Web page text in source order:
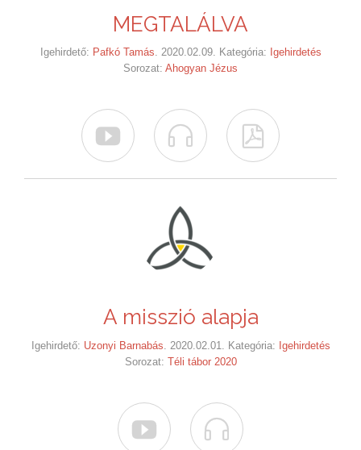
MEGTALÁLVA
Igehirdető: Pafkó Tamás. 2020.02.09. Kategória: Igehirdetés
Sorozat: Ahogyan Jézus
  
A misszió alapja
Igehirdető: Uzonyi Barnabás . 2020.02.01. Kategória: Igehirdetés
Sorozat: Téli tábor 2020
 